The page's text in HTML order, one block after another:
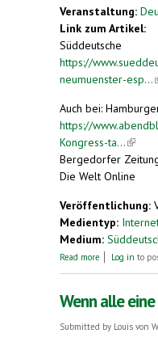
Veranstaltung:
Link zum Artikel:
Süddeutsche
https://
neumuenster-esp...
Auch bei:
https://
Kongress-ta...(link is
Bergedorfer
Die Welt Online
Veröffentlichung:
Medientyp:
Medium:
Read more about
Log in to
Wenn alle
Submitted by Louis von